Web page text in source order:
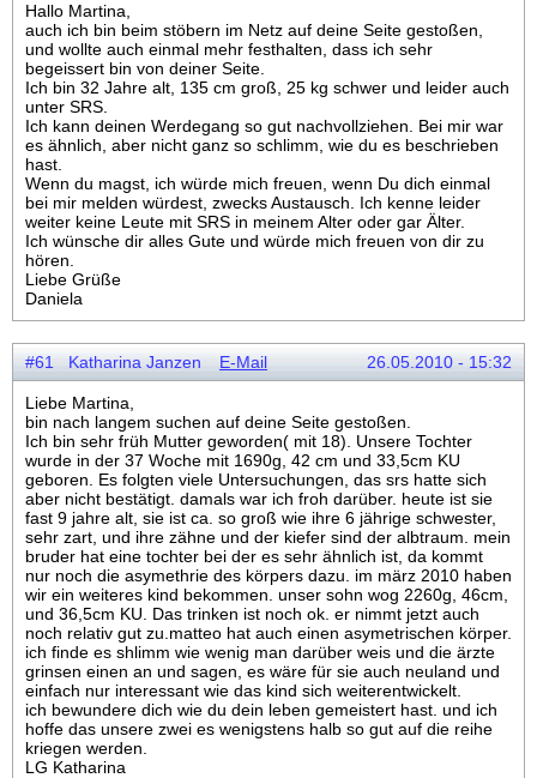
Hallo Martina,
auch ich bin beim stöbern im Netz auf deine Seite gestoßen,
und wollte auch einmal mehr festhalten, dass ich sehr
begeissert bin von deiner Seite.
Ich bin 32 Jahre alt, 135 cm groß, 25 kg schwer und leider auch
unter SRS.
Ich kann deinen Werdegang so gut nachvollziehen. Bei mir war
es ähnlich, aber nicht ganz so schlimm, wie du es beschrieben
hast.
Wenn du magst, ich würde mich freuen, wenn Du dich einmal
bei mir melden würdest, zwecks Austausch. Ich kenne leider
weiter keine Leute mit SRS in meinem Alter oder gar Älter.
Ich wünsche dir alles Gute und würde mich freuen von dir zu
hören.
Liebe Grüße
Daniela
#61 Katharina Janzen E-Mail 26.05.2010 - 15:32
Liebe Martina,
bin nach langem suchen auf deine Seite gestoßen.
Ich bin sehr früh Mutter geworden( mit 18). Unsere Tochter
wurde in der 37 Woche mit 1690g, 42 cm und 33,5cm KU
geboren. Es folgten viele Untersuchungen, das srs hatte sich
aber nicht bestätigt. damals war ich froh darüber. heute ist sie
fast 9 jahre alt, sie ist ca. so groß wie ihre 6 jährige schwester,
sehr zart, und ihre zähne und der kiefer sind der albtraum. mein
bruder hat eine tochter bei der es sehr ähnlich ist, da kommt
nur noch die asymethrie des körpers dazu. im märz 2010 haben
wir ein weiteres kind bekommen. unser sohn wog 2260g, 46cm,
und 36,5cm KU. Das trinken ist noch ok. er nimmt jetzt auch
noch relativ gut zu.matteo hat auch einen asymetrischen körper.
ich finde es shlimm wie wenig man darüber weis und die ärzte
grinsen einen an und sagen, es wäre für sie auch neuland und
einfach nur interessant wie das kind sich weiterentwickelt.
ich bewundere dich wie du dein leben gemeistert hast. und ich
hoffe das unsere zwei es wenigstens halb so gut auf die reihe
kriegen werden.
LG Katharina